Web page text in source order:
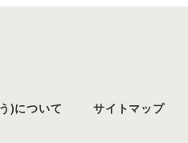
)について サイトマップ